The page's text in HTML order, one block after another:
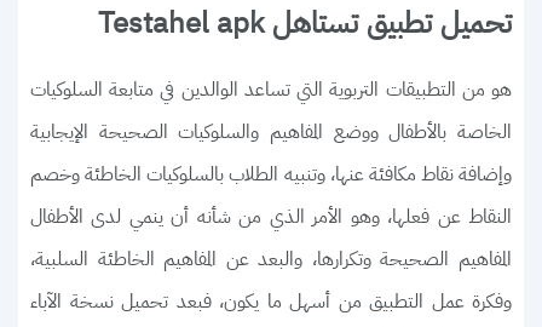
تحميل تطبيق تستاهل Testahel apk
هو من التطبيقات التربوية التي تساعد الوالدين في متابعة السلوكيات
الخاصة بالأطفال ووضع المفاهيم والسلوكيات الصحيحة الإيجابية
وإضافة نقاط مكافئة عنها، وتنبيه الطلاب بالسلوكيات الخاطئة وخصم
النقاط عن فعلها، وهو الأمر الذي من شأنه أن ينمي لدى الأطفال
المفاهيم الصحيحة وتكرارها، والبعد عن المفاهيم الخاطئة السلبية،
وفكرة عمل التطبيق من أسهل ما يكون، فبعد تحميل نسخة الآباء